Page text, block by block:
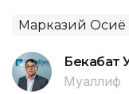
Марказий Осиё
Бекабат
Муаллиф